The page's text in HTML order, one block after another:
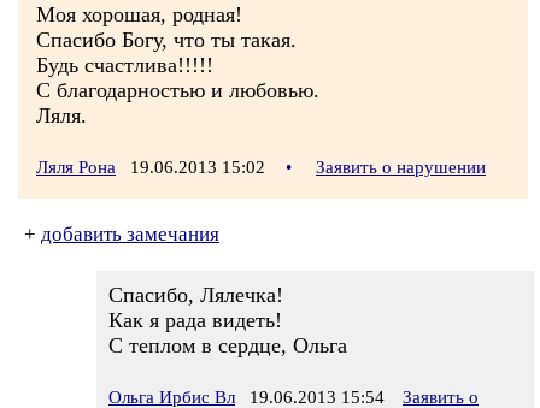
Моя хорошая, родная!
Спасибо Богу, что ты такая.
Будь счастлива!!!!!
С благодарностью и любовью.
Ляля.
Ляля Рона 19.06.2013 15:02 • Заявить о нарушении
+ добавить замечания
Спасибо, Лялечка!
Как я рада видеть!
С теплом в сердце, Ольга
Ольга Ирбис Вл 19.06.2013 15:54
Заявить о